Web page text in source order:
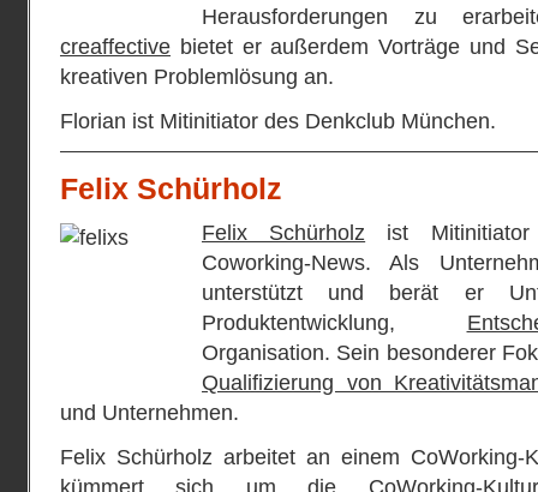
Herausforderungen zu
creaffective bietet er außerdem Vorträge und
kreativen Problemlösung an.
Florian ist Mitinitiator des Denkclub München.
Felix Schürholz
Felix Schürholz ist
Coworking-News. Als
unterstützt und berät er
Produktentwicklung,
Organisation. Sein besonderer
Qualifizierung von
und Unternehmen.
Felix Schürholz arbeitet an einem CoWorking-
kümmert sich um die CoWorking-